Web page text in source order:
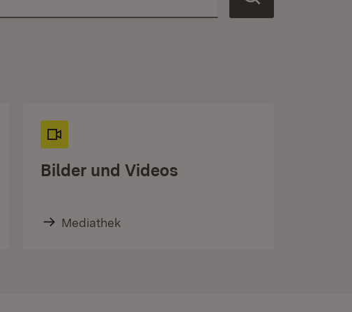
Bilder und Videos
Mediathek